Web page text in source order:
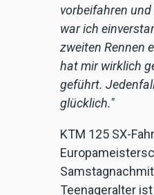
vorbeifahren
war ich
zweiten Rennen
hat mir wirklich
geführt.
glücklich."
KTM 125 SX-
Teenageralter